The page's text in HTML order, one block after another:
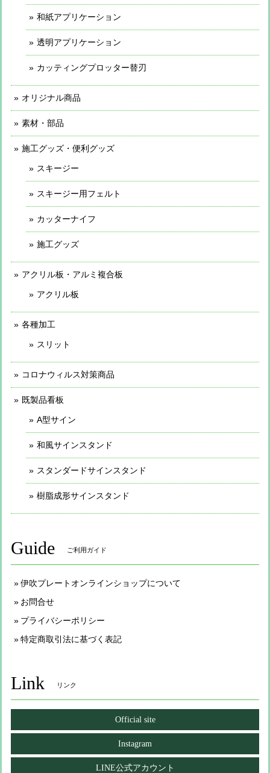
和紙アプリケーション
透明アプリケーション
カッティングプロッター替刃
オリジナル商品
素材・部品
施工グッズ・便利グッズ
スキージー
スキージー用フェルト
カッターナイフ
施工グッズ
アクリル板・アルミ複合板
アクリル板
各種加工
スリット
コロナウィルス対策商品
既製品看板
A型サイン
和風サインスタンド
スタンダードサインスタンド
樹脂成形サインスタンド
Guide ご利用ガイド
伊吹プレートオンラインショップについて
お問合せ
プライバシーポリシー
特定商取引法に基づく表記
Link リンク
Official site
Instagram
LINE公式アカウント